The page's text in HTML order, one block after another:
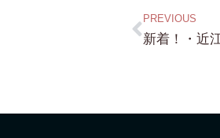
PREVIOUS